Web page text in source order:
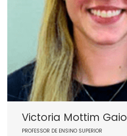
Victoria Mottim Gaio
PROFESSOR DE ENSINO SUPERIOR